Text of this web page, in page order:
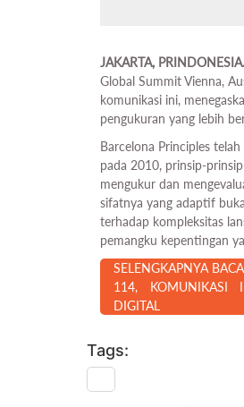
JAKARTA,
Global Summit Vienna,
komunikasi ini,
pengukuran yang lebih
Barcelona Principles
pada 2010, prinsip-
mengukur dan
sifatnya yang adaptif
terhadap kompleksitas
pemangku kepentingan
SELENGKAPNYA
114, KOMUNIKASI
DIGITAL
Tags: